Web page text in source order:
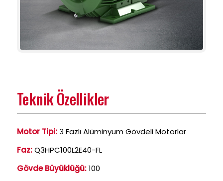
Teknik Özellikler
Motor Tipi:3 Fazlı Alüminyum Gövdeli Motorlar
Faz:Q3HPC100L2E40-FL
Gövde Büyüklüğü:100